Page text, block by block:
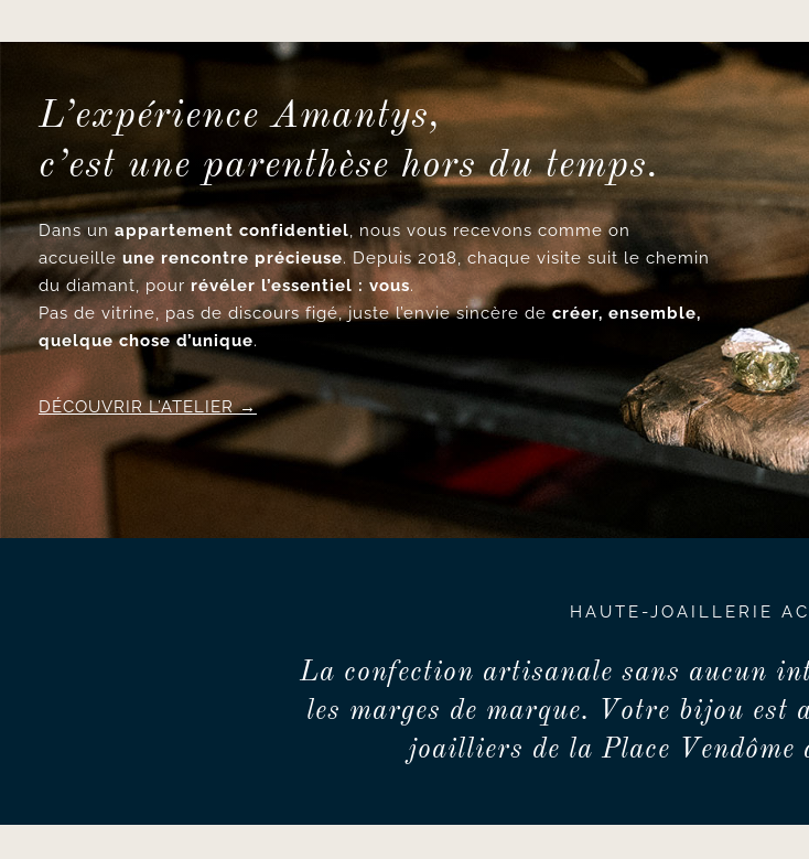
L’expérience Amantys,
c’est une parenthèse hors du temps.
Dans un appartement confidentiel, nous vous recevons comme on
accueille une rencontre précieuse. Depuis 2018, chaque visite suit le chemin
du diamant, pour révéler l’essentiel : vous.
Pas de vitrine, pas de discours figé, juste l’envie sincère de créer, ensemble,
quelque chose d’unique.
DÉCOUVRIR L’ATELIER
HAUTE-JOAILLERIE
La confection artisanale sans aucun
les marges de marque. Votre bijou est
joailliers de la Place Vendôme